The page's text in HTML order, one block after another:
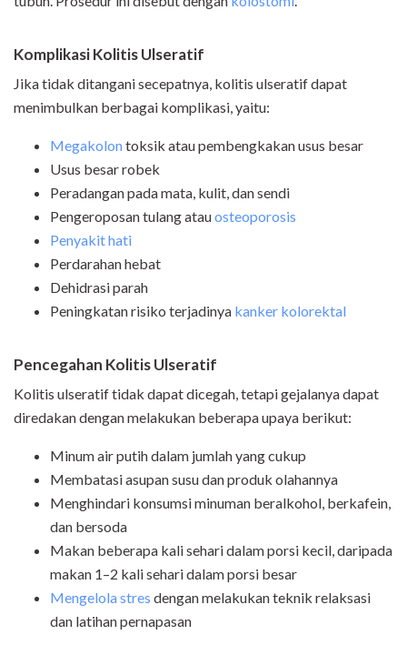
Komplikasi Kolitis Ulseratif
Jika tidak ditangani secepatnya, kolitis ulseratif dapat
menimbulkan berbagai komplikasi, yaitu:
Megakolontoksik atau pembengkakan usus besar
Usus besar robek
Peradangan pada mata, kulit, dan sendi
Pengeroposan tulang atauosteoporosis
Penyakit hati
Perdarahan hebat
Dehidrasi parah
Peningkatan risiko terjadinya kanker kolorektal
Pencegahan Kolitis Ulseratif
Kolitis ulseratif tidak dapat dicegah, tetapi gejalanya dapat
diredakan dengan melakukan beberapa upaya berikut:
Minum air putih dalam jumlah yang cukup
Membatasi asupan susu dan produk olahannya
Menghindari konsumsi minuman beralkohol, berkafein,
dan bersoda
Makan beberapa kali sehari dalam porsi kecil, daripada
makan 1–2 kali sehari dalam porsi besar
Mengelola stres dengan melakukan teknik relaksasi
dan latihan pernapasan